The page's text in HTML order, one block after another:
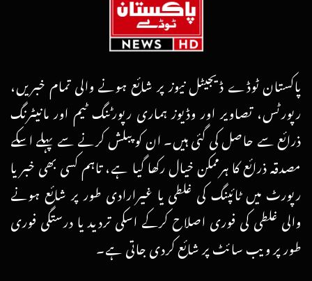
پاکستان ٹوڈے ڈیجیٹل نیوز پر شائع ہونے والی تمام خبریں،
رپورٹس، تصاویر اور وڈیوز ہماری رپورٹنگ ٹیم اور مانیٹرنگ
ذرائع سے حاصل کی گئی ہیں۔ ان کو پبلش کرنے سے پہلے اسکے
مصدقہ ذرائع کا ہرممکن خیال رکھا گیا ہے، تاہم کسی بھی خبر یا
رپورٹ میں ٹائپنگ کی غلطی یا غیرارادی طور پر شائع ہونے
والی غلطی کی فوری اصلاح کرکے اسکی تردید یا درستگی فوری
طور پر ویب سائٹ پر شائع کردی جاتی ہے۔